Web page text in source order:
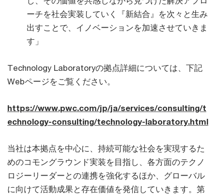
ーチを社会実装していく『新結合』を次々と生み
出すことで、イノベーションを加速させていきま
す」
Technology Laboratoryの拠点詳細については、下記
Webページをご覧ください。
https://www.pwc.com/jp/ja/services/consulting/t
echnology-consulting/technology-laboratory.html
当社は本拠点を中心に、持続可能な社会を実現するた
めのコモングラウンド実装を目指し、各方面のテクノ
ロジーリーダーとの連携を強化するほか、グローバル
に向けて活動成果と存在価値を発信していきます。第